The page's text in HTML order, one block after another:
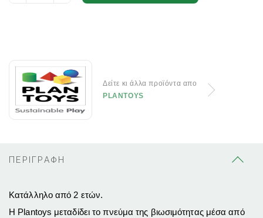
Δείτε κι άλλα προϊόντα απο
PLANTOYS
ΠΕΡΙΓΡΑΦΗ
Κατάλληλο από 2 ετών.
Η Plantoys μεταδίδει το πνεύμα της βιωσιμότητας μέσα από